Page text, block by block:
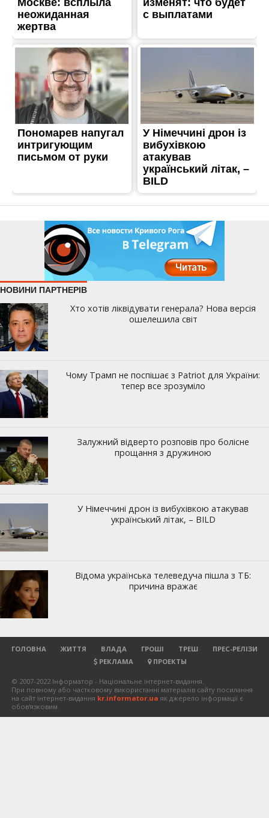
ГОЛОВНА ЖИТТЯ ВЛАДА ГРОШІ ТРЕШ
ПРЕС-РЕЛІЗИ
РЕКЛАМА
ПРОЕКТЫ
© 2007-2022 Інформатор - Національне інтернет-видання.
При повному або частковому використанні матеріалів сайту посилання
на сайт інтернет-видання kr.informator.ua як джерело інформації є
обов'язковим.